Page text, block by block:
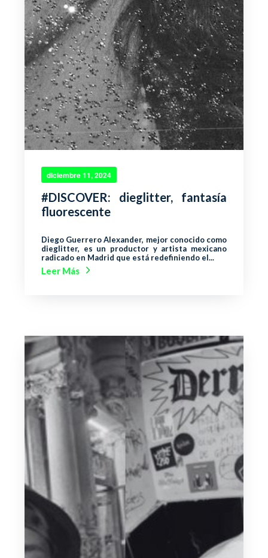
diciembre 11, 2024
#DISCOVER: dieglitter, fantasía
fluorescente
Diego Guerrero Alexander, mejor conocido como
dieglitter, es un productor y artista mexicano
radicado en Madrid que está redefiniendo el...
Leer Más